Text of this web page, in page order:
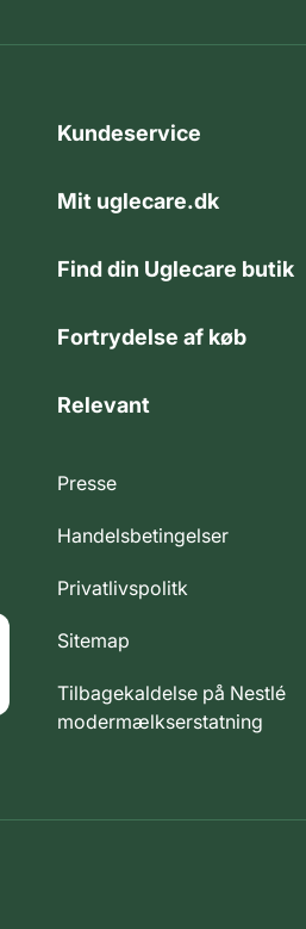
Kundeservice
Mit uglecare.dk
Find din Uglecare butik
Fortrydelse af køb
Relevant
Presse
Handelsbetingelser
Privatlivspolitk
Sitemap
Tilbagekaldelse på Nestlé
modermælkserstatning